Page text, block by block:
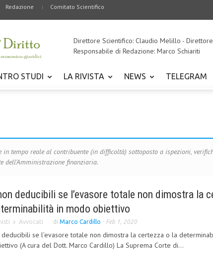
Redazione Comitato Scientifico
Direttore Scientifico: Claudio Melillo -
Responsabile di Redazione: Marco Schiariti
STUDI LA RIVISTA NEWS TELEGRAM
in tempo reale al contribuente (in difficoltà) sottoposto a ispezioni,
dell'Amministrazione finanziaria.
deducibili se l’evasore totale non dimostra la
in modo obiettivo
Avvocati di Marco Cardillo - Feb 1, 2020
deducibili se l’evasore totale non dimostra la certezza o la
(A cura del Dott. Marco Cardillo) La Suprema Corte di...